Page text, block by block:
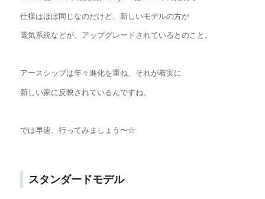
仕様はほぼ同じなのだけど、新しいモデルの方が
電気系統などが、アップグレードされているとのこと。
アースシップは年々進化を重ね、それが着実に
新しい家に反映されているんですね。
では早速、行ってみましょう〜☆
スタンダードモデル